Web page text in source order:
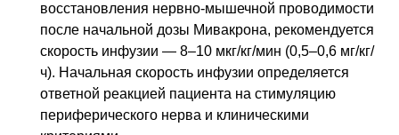
восстановления нервно-мышечной проводимости
после начальной дозы Мивакрона, рекомендуется
скорость инфузии — 8–10 мкг/кг/мин (0,5–0,6 мг/кг/
ч). Начальная скорость инфузии определяется
ответной реакцией пациента на стимуляцию
периферического нерва и клиническими